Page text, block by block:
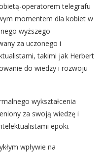
operatorem telegrafu
momentem dla kobiet w
wyższego
za uczonego i
takimi jak Herbert
do wiedzy i rozwoju
wykształcenia
za swoją wiedzę i
epoki.
wpływie na